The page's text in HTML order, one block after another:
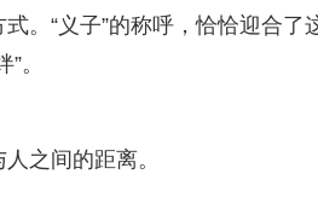
。“义子”的称呼，恰恰迎合了
。
之间的距离。